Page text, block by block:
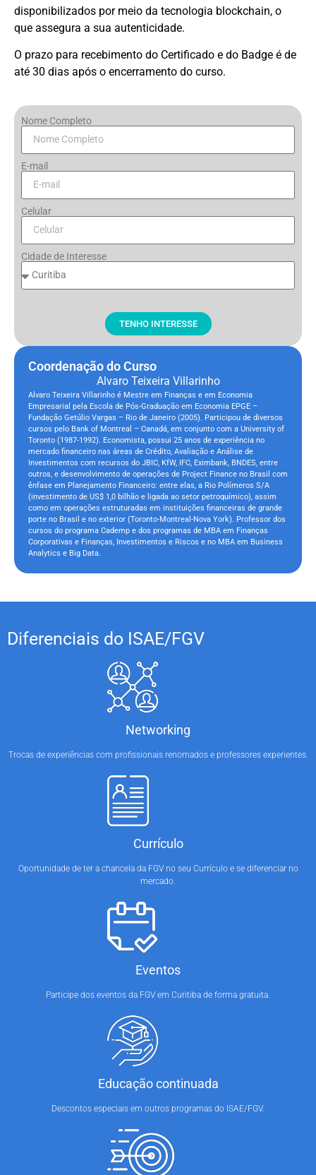
disponibilizados por meio da tecnologia blockchain, o
que assegura a sua autenticidade.
O prazo para recebimento do Certificado e do Badge é de
até 30 dias após o encerramento do curso.
Nome Completo
E-mail
Celular
Cidade de Interesse
TENHO INTERESSE
Coordenação do Curso
Alvaro Teixeira Villarinho
Alvaro Teixeira Villarinho é Mestre em Finanças e em Economia
Empresarial pela Escola de Pós-Graduação em Economia EPGE –
Fundação Getúlio Vargas – Rio de Janeiro (2005). Participou de diversos
cursos pelo Bank of Montreal – Canadá, em conjunto com a University of
Toronto (1987-1992). Economista, possui 25 anos de experiência no
mercado financeiro nas áreas de Crédito, Avaliação e Análise de
Investimentos com recursos do JBIC, KfW, IFC, Eximbank, BNDES, entre
outros, e desenvolvimento de operações de Project Finance no Brasil com
ênfase em Planejamento Financeiro: entre elas, a Rio Polímeros S/A
(investimento de US$ 1,0 bilhão e ligada ao setor petroquímico), assim
como em operações estruturadas em instituições financeiras de grande
porte no Brasil e no exterior (Toronto-Montreal-Nova York). Professor dos
cursos do programa Cademp e dos programas de MBA em Finanças
Corporativas e Finanças, Investimentos e Riscos e no MBA em Business
Analytics e Big Data.
Diferenciais do ISAE/FGV
Networking
Trocas de experiências com profissionais renomados e professores experientes.
Currículo
Oportunidade de ter a chancela da FGV no seu Currículo e se diferenciar no
mercado.
Eventos
Participe dos eventos da FGV em Curitiba de forma gratuita.
Educação continuada
Descontos especiais em outros programas do ISAE/FGV.